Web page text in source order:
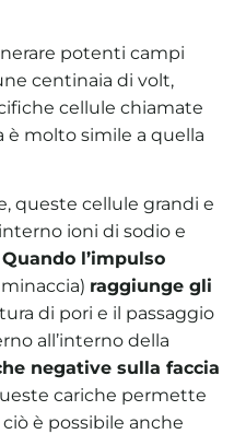
potenti campi
centinaia di volt,
cellule chiamate
è molto simile a quella
queste cellule grandi e
ioni di sodio e
Quando l’impulso
raggiunge gli
di pori e il passaggio
all’interno della
negative sulla faccia
cariche permette
è possibile anche